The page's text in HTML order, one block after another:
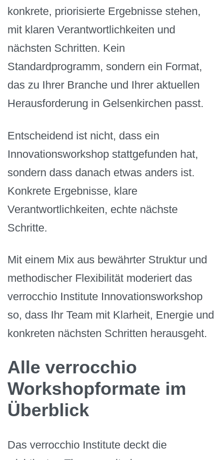
konkrete, priorisierte Ergebnisse stehen,
mit klaren Verantwortlichkeiten und
nächsten Schritten. Kein
Standardprogramm, sondern ein Format,
das zu Ihrer Branche und Ihrer aktuellen
Herausforderung in Gelsenkirchen passt.
Entscheidend ist nicht, dass ein
Innovationsworkshop stattgefunden hat,
sondern dass danach etwas anders ist.
Konkrete Ergebnisse, klare
Verantwortlichkeiten, echte nächste
Schritte.
Mit einem Mix aus bewährter Struktur und
methodischer Flexibilität moderiert das
verrocchio Institute Innovationsworkshop
so, dass Ihr Team mit Klarheit, Energie und
konkreten nächsten Schritten herausgeht.
Alle verrocchio
Workshopformate im
Überblick
Das verrocchio Institute deckt die